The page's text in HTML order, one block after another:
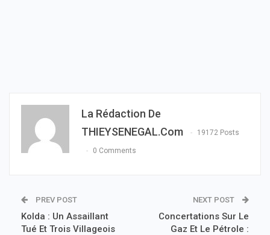
La Rédaction De
THIEYSENEGAL.com
19172 Posts
0 Comments
PREV POST
Kolda : Un Assaillant
Tué Et Trois Villageois
NEXT POST
Concertations Sur Le
Gaz Et Le Pétrole :